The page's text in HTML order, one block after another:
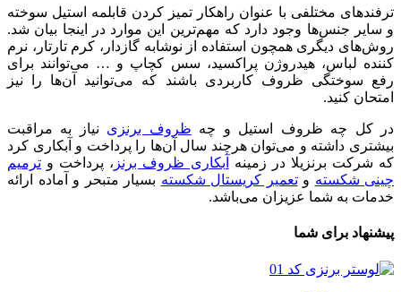
ترفندهای مختلفی با عنوان راهکار تمیز کردن قابلمه استیل سوخته
و سایر جنس‌ها وجود دارد که مهم‌ترین این موارد در اینجا بیان شد.
روش‌های دیگری همچون استفاده از نوشابه گازدار، کرم تارتار، نرم
کننده لباس، هیدروژن پراکسید، سس کچاپ و … می‌توانند برای
رفع سوختگی ظروف کاربردی باشند که می‌توانید آن‌ها را نیز
امتحان کنید.
در کل چه ظروف استیل و چه ظروف برنزی نیاز به مراقبت
بیشتری داشته و می‌توان هرچند سال آن‌ها را پرداخت و آبکاری کرد
که شرکت برنزیلا در زمینه
آبکاری ظروف برنز ، پرداخت و ترمیم
چینی شکسته وتعمیر کریستال شکسته بسیار متبحر و آماده ارائه
خدمات به شما عزیزان می‌باشد.
پیشنهاد برای شما